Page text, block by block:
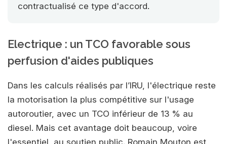
contractualisé ce type d'accord.
Electrique : un TCO favorable sous
perfusion d'aides publiques
Dans les calculs réalisés par l’IRU, l'électrique reste
la motorisation la plus compétitive sur l'usage
autoroutier, avec un TCO inférieur de 13 % au
diesel. Mais cet avantage doit beaucoup, voire
l'essentiel, au soutien public. Romain Mouton est